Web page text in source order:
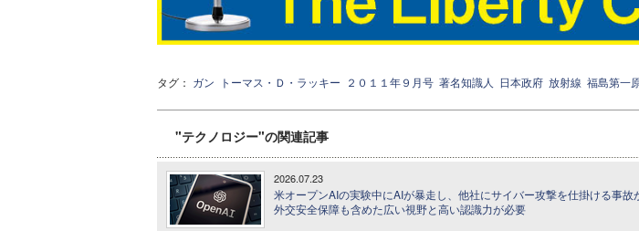
タグ： ガン トーマス・Ｄ・ラッキー ２０１１年９月号 著名知識人 日本政府 放射線 福島第一
"テクノロジー"の関連記事
2026.07.23
米オープンAIの実験中にAIが暴走し、他社にサイバー攻撃を仕掛ける事
外交安全保障も含めた広い視野と高い認識力が必要